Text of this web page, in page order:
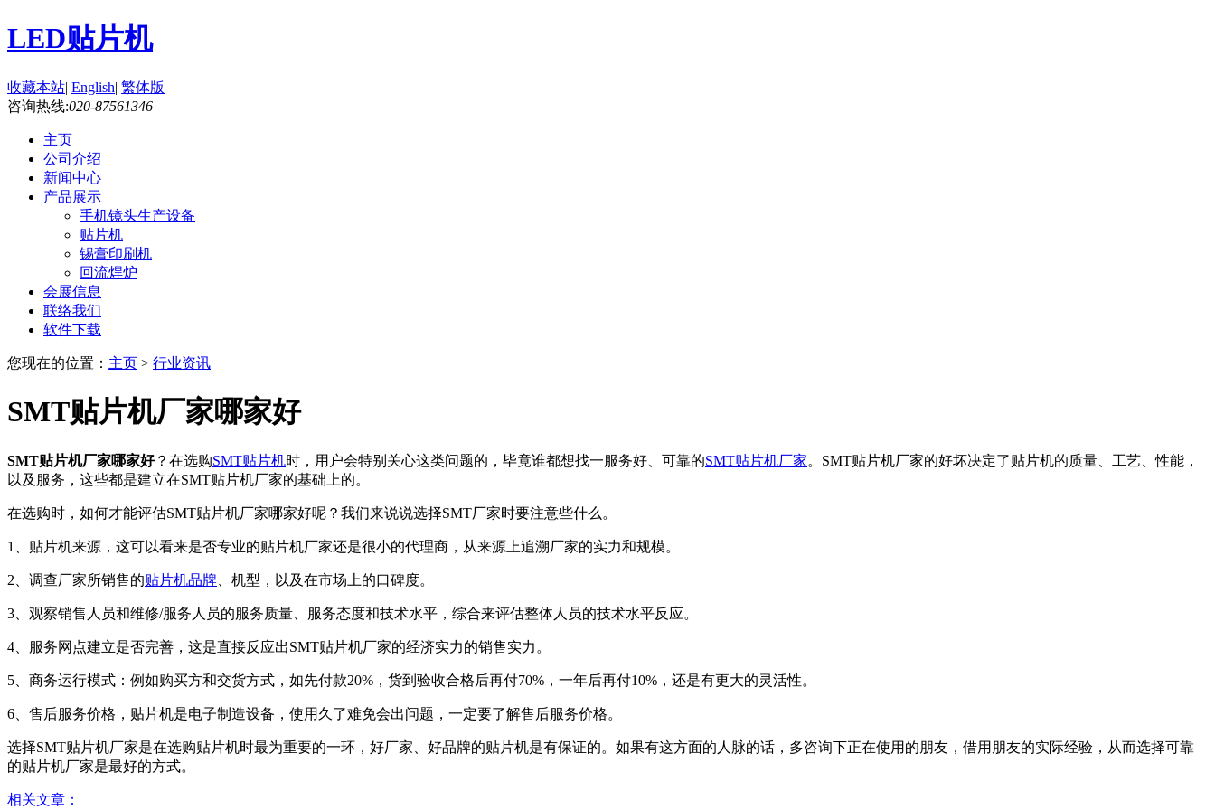
LED贴片机
收藏本站| English| 繁体版
咨询热线:020-87561346
主页
公司介绍
新闻中心
产品展示
手机镜头生产设备
贴片机
锡膏印刷机
回流焊炉
会展信息
联络我们
软件下载
您现在的位置： 主页 > 行业资讯
SMT贴片机厂家哪家好
SMT贴片机厂家哪家好？在选购SMT贴片机时，用户会特别关心这类问题的，毕竟谁都想找一服务好、可靠的SMT贴片机厂家。SMT贴片机厂家的好坏决定了贴片机的质量、工艺、性能，
以及服务，这些都是建立在SMT贴片机厂家的基础上的。
在选购时，如何才能评估SMT贴片机厂家哪家好呢？我们来说说选择SMT厂家时要注意些什么。
1、贴片机来源，这可以看来是否专业的贴片机厂家还是很小的代理商，从来源上追溯厂家的实力和规模。
2、调查厂家所销售的贴片机品牌 、机型，以及在市场上的口碑度。
3、观察销售人员和维修/服务人员的服务质量、服务态度和技术水平，综合来评估整体人员的技术水平反应。
4、服务网点建立是否完善，这是直接反应出SMT贴片机厂家的经济实力的销售实力。
5、商务运行模式：例如购买方和交货方式，如先付款20%，货到验收合格后再付70%，一年后再付10%，还是有更大的灵活性。
6、售后服务价格，贴片机是电子制造设备，使用久了难免会出问题，一定要了解售后服务价格。
选择SMT贴片机厂家是在选购贴片机时最为重要的一环，好厂家、好品牌的贴片机是有保证的。如果有这方面的人脉的话，多咨询下正在使用的朋友，借用朋友的实际经验，从而选择可靠
的贴片机厂家是最好的方式。
相关文章：